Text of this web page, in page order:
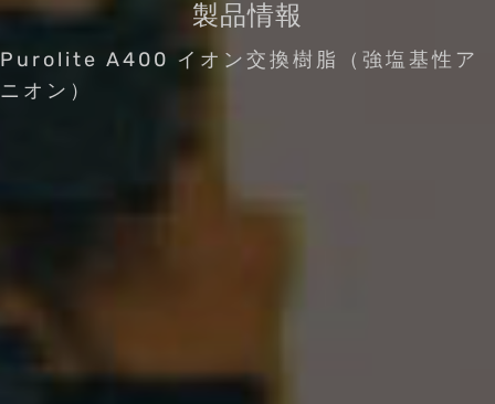
製品情報
Purolite A400 イオン交換樹脂（強塩基性ア
ニオン）